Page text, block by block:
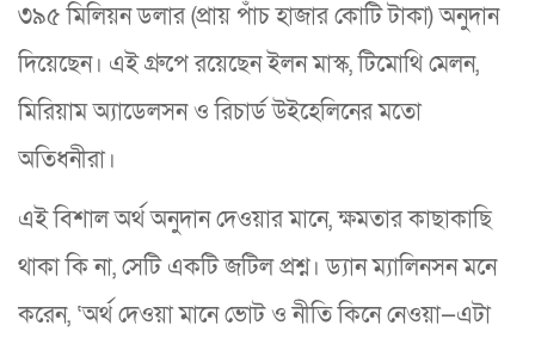
৩৯৫ মিলিয়ন ডলার (প্রায় পাঁচ হাজার কোটি টাকা) অনুদান
দিয়েছেন। এই গ্রুপে রয়েছেন ইলন মাস্ক, টিমোথি মেলন,
মিরিয়াম অ্যাডেলসন ও রিচার্ড উইহেলিনের মতো
অতিধনীরা।
এই বিশাল অর্থ অনুদান দেওয়ার মানে, ক্ষমতার কাছাকাছি
থাকা কি না, সেটি একটি জটিল প্রশ্ন। ড্যান ম্যালিনসন মনে
করেন, ‘অর্থ দেওয়া মানে ভোট ও নীতি কিনে নেওয়া—এটা